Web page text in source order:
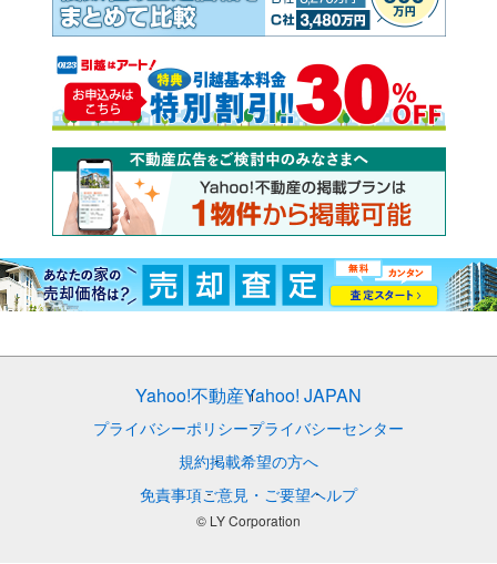
Yahoo!不動産Yahoo! JAPAN
プライバシーポリシープライバシーセンター
規約掲載希望の方へ
免責事項ご意見・ご要望ヘルプ
© LY Corporation